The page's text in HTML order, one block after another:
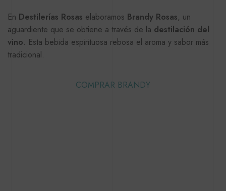
En Destilerías Rosas elaboramos Brandy Rosas, un
aguardiente que se obtiene a través de la destilación del
vino. Esta bebida espirituosa rebosa el aroma y sabor más
tradicional.
COMPRAR BRANDY